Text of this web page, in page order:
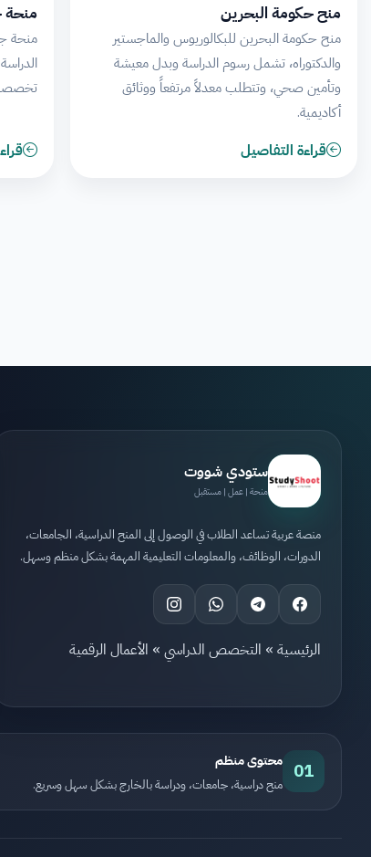
منح حكومة البحرين
منح حكومة البحرين للبكالوريوس والماجستير
والدكتوراه، تشمل رسوم الدراسة وبدل معيشة
وتأمين صحي، وتتطلب معدلاً مرتفعاً ووثائق
أكاديمية.
قراءة التفاصيل
منحة
منحة
ستودي شووت
منحة | عمل | مستقبل
منصة عربية تساعد الطلاب في الوصول إلى المنح الدراسية، الجامعات،
الدورات، الوظائف، والمعلومات التعليمية المهمة بشكل منظم وسهل.
الرئيسية » التخصص الدراسي » الأعمال الرقمية
01 محتوى منظم
منح دراسية، جامعات، ودراسة بالخارج بشكل سهل وسريع.